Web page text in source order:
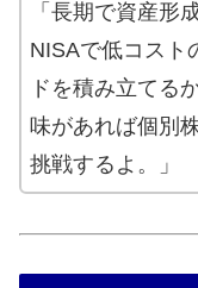
「長期で資産形
NISAで低コスト
ドを積み立てる
味があれば個別
挑戦するよ。」